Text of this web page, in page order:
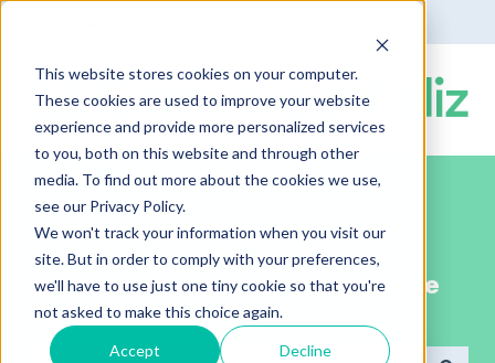
This website stores cookies on your computer.
These cookies are used to improve your website
experience and provide more personalized services
to you, both on this website and through other
media. To find out more about the cookies we use,
see our Privacy Policy.
We won't track your information when you visit our
site. But in order to comply with your preferences,
we'll have to use just one tiny cookie so that you're
not asked to make this choice again.
Accept Decline
¡Bienvenido al portal de ayuda de
ComunidadFeliz!